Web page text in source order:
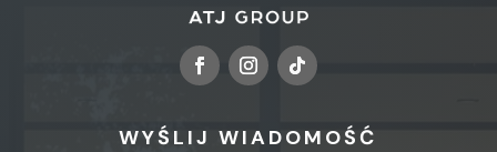
WYŚLIJ WIADOMOŚĆ